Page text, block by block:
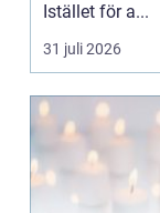
Istället för a...
31 juli 2026